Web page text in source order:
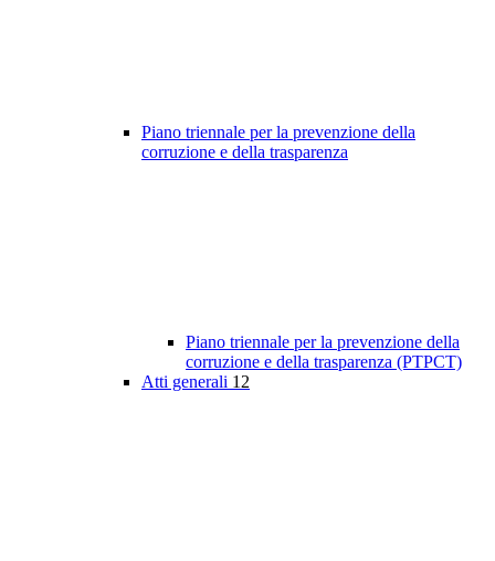
Piano triennale per la prevenzione della
corruzione e della trasparenza
Piano triennale per la prevenzione della
corruzione e della trasparenza (PTPCT)
Atti generali 12